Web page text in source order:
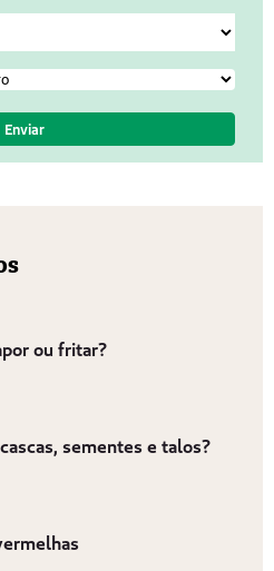
ou fritar?
sementes e talos?